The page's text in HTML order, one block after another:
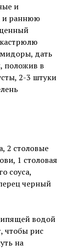
и
и раннюю
дать
положив в
2-3 штуки
2 столовые
1 столовая
соуса,
черный
водой
чтобы рис
на